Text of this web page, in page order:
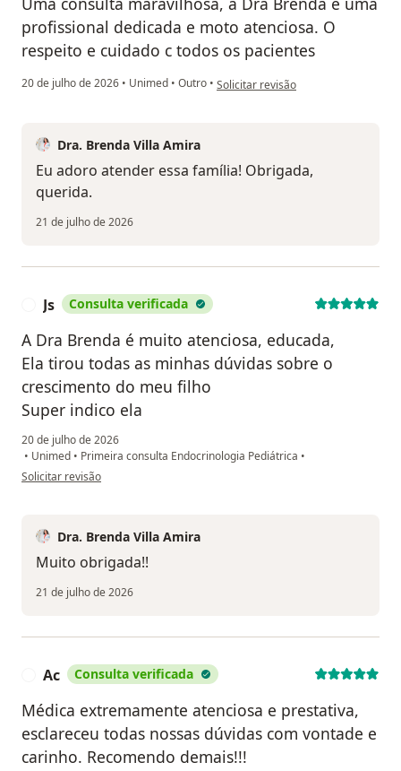
profissional dedicada e moto atenciosa. O
respeito e cuidado c todos os pacientes
20 de julho de 2026 • Unimed • Outro • na opinião do utilizador Thais
Solicitar revisão
Dra. Brenda Villa Amira
Eu adoro atender essa família! Obrigada,
querida.
21 de julho de 2026
Js Consulta verificada
A Dra Brenda é muito atenciosa, educada,
Ela tirou todas as minhas dúvidas sobre o
crescimento do meu filho
Super indico ela
20 de julho de 2026
• Unimed • Primeira consulta Endocrinologia Pediátrica •
na opinião do utilizador Js
Solicitar revisão
Dra. Brenda Villa Amira
Muito obrigada!!
21 de julho de 2026
Ac Consulta verificada
Médica extremamente atenciosa e prestativa,
esclareceu todas nossas dúvidas com vontade e
carinho. Recomendo demais!!!